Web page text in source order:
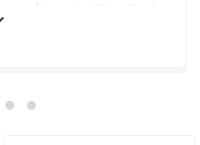
ochi curioși. Pregătește-
extraordinar și vei oferi